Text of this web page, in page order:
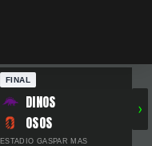
FINAL
DINOS
OSOS
ESTADIO GASPAR MAS
›